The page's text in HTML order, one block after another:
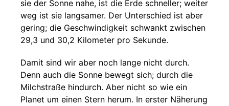
sie der Sonne nahe, ist die Erde schneller; weiter
weg ist sie langsamer. Der Unterschied ist aber
gering; die Geschwindigkeit schwankt zwischen
29,3 und 30,2 Kilometer pro Sekunde.
Damit sind wir aber noch lange nicht durch.
Denn auch die Sonne bewegt sich; durch die
Milchstraße hindurch. Aber nicht so wie ein
Planet um einen Stern herum. In erster Näherung